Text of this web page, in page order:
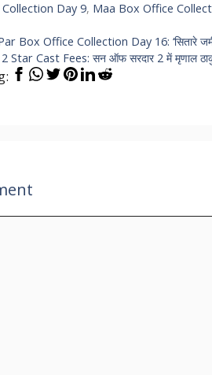
Day 9, Maa Box Office
Box Office Collection Day 16: ‘सितारे
Star Cast Fees: सन ऑफ सरदार 2 में मृणाल